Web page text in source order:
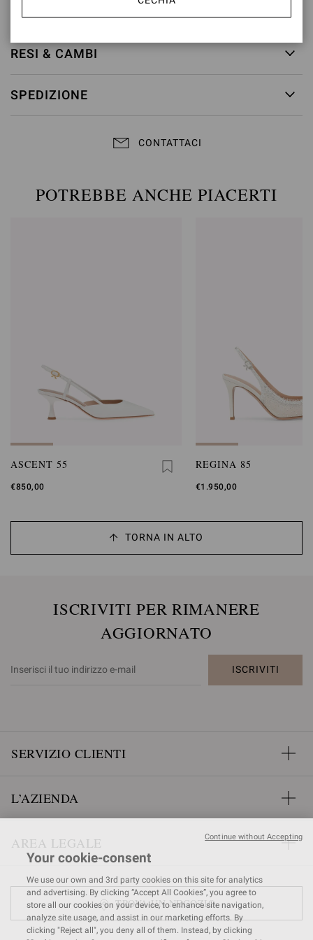
G98080.55RIC.COZPRND
RESI & CAMBI
SPEDIZIONE
CONTATTACI
POTREBBE ANCHE PIACERTI
ASCENT 55
€850,00
REGINA 85
€1.950,00
TORNA IN ALTO
ISCRIVITI PER RIMANERE
AGGIORNATO
ISCRIVITI
SERVIZIO CLIENTI
L’AZIENDA
AREA LEGALE
TROVA UN NEGOZIO
Your cookie-consent
We use our own and 3rd party cookies on this site for analytics
and advertising. By clicking “Accept All Cookies”, you agree to
store all our cookies on your device, to enhance site navigation,
analyze site usage, and assist in our marketing efforts. By
clicking "Reject all", you deny all of them. Instead, by clicking
Continue without Accepting